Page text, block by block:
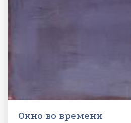
Окно во времени